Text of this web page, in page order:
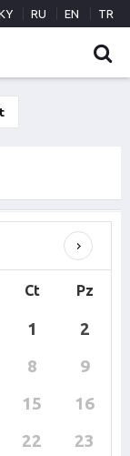
RU EN TR
Ct Pz
1
2
8
9
15
16
22
23